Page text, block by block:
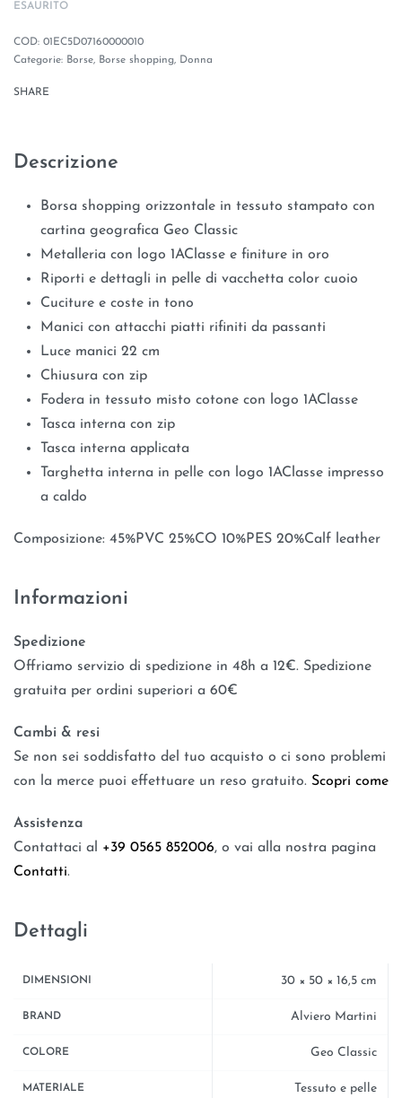
ESAURITO
01EC5D07160000010
Categorie: Borse, Borse shopping, Donna
SHARE
Descrizione
Borsa shopping orizzontale in tessuto stampato con
cartina geografica Geo Classic
Metalleria con logo 1AClasse e finiture in oro
Riporti e dettagli in pelle di vacchetta color cuoio
Cuciture e coste in tono
Manici con attacchi piatti rifiniti da passanti
Luce manici 22 cm
Chiusura con zip
Fodera in tessuto misto cotone con logo 1AClasse
Tasca interna con zip
Tasca interna applicata
Targhetta interna in pelle con logo 1AClasse impresso
a caldo
Composizione: 45%PVC 25%CO 10%PES 20%Calf leather
Informazioni
Spedizione
Offriamo servizio di spedizione in 48h a 12€. Spedizione
gratuita per ordini superiori a 60€
Cambi & resi
Se non sei soddisfatto del tuo acquisto o ci sono problemi
con la merce puoi effettuare un reso gratuito. Scopri come
Assistenza
Contattaci al +39 0565 852006, o vai alla nostra pagina
Contatti.
Dettagli
DIMENSIONI 30 × 50 × 16,5 cm
BRAND Alviero Martini
COLORE Geo Classic
MATERIALE Tessuto e pelle